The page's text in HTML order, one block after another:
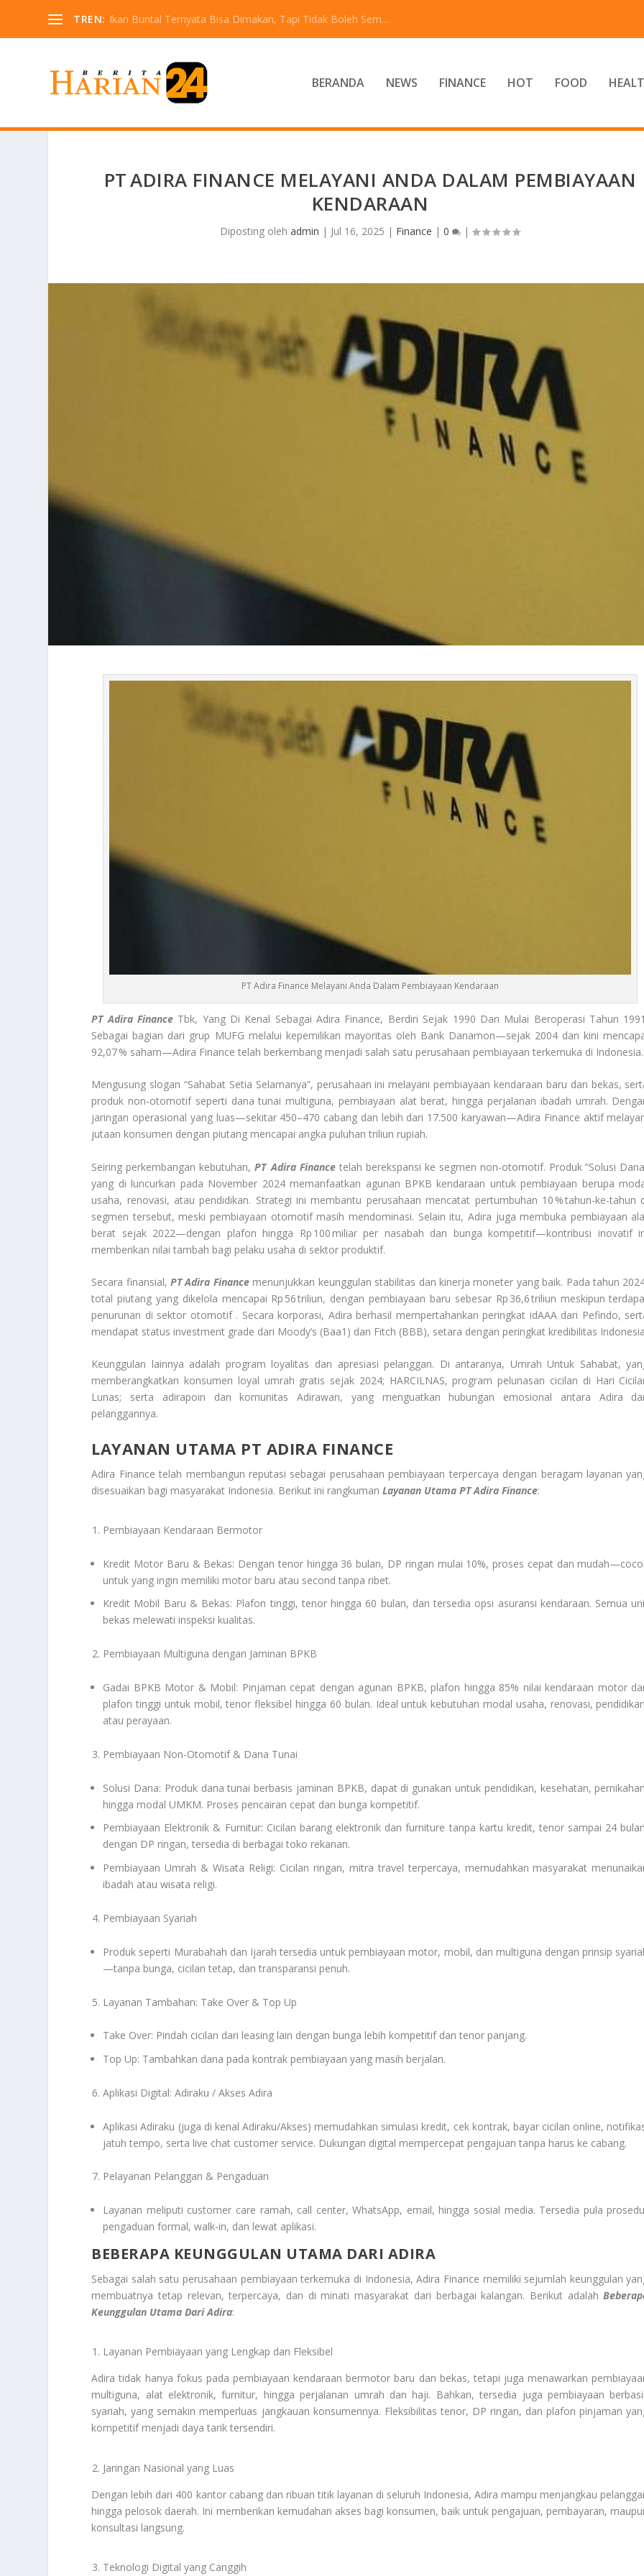
TREN: Ikan Buntal Ternyata Bisa Dimakan, Tapi Tidak Boleh Sem...
BERANDA NEWS FINANCE HOT FOOD
PT ADIRA FINANCE MELAYANI ANDA DALAM PEMBIAYAAN
KENDARAAN
Diposting olehadmin | Jul 16, 2025 | Finance |0 |
PT Adira Finance Melayani Anda Dalam Pembiayaan Kendaraan
PT Adira FinanceTbk, Yang Di Kenal Sebagai Adira Finance, Berdiri Sejak 1990 Dan Mulai Beroperasi Tahun
Sebagai bagian dari grup MUFG melalui kepemilikan mayoritas oleh Bank Danamon—sejak 2004 dan kini
92,07 % saham—Adira Finance telah berkembang menjadi salah satu perusahaan pembiayaan terkemuka di Indonesia.
Mengusung slogan “Sahabat Setia Selamanya”, perusahaan ini melayani pembiayaan kendaraan baru dan bekas,
produk non‑otomotif seperti dana tunai multiguna, pembiayaan alat berat, hingga perjalanan ibadah umrah.
jaringan operasional yang luas—sekitar 450–470 cabang dan lebih dari 17.500 karyawan—Adira Finance aktif
jutaan konsumen dengan piutang mencapai angka puluhan triliun rupiah.
Seiring perkembangan kebutuhan,PT Adira Financetelah berekspansi ke segmen non-otomotif. Produk “Solusi
yang di luncurkan pada November 2024 memanfaatkan agunan BPKB kendaraan untuk pembiayaan berupa
usaha, renovasi, atau pendidikan. Strategi ini membantu perusahaan mencatat pertumbuhan 10 % tahun-ke-tahun
segmen tersebut, meski pembiayaan otomotif masih mendominasi. Selain itu, Adira juga membuka pembiayaan
berat sejak 2022—dengan plafon hingga Rp 100 miliar per nasabah dan bunga kompetitif—kontribusi inovatif
memberikan nilai tambah bagi pelaku usaha di sektor produktif.
Secara finansial,PT Adira Financemenunjukkan keunggulan stabilitas dan kinerja moneter yang baik. Pada tahun
total piutang yang dikelola mencapai Rp 56 triliun, dengan pembiayaan baru sebesar Rp 36,6 triliun meskipun
penurunan di sektor otomotif . Secara korporasi, Adira berhasil mempertahankan peringkat idAAA dari Pefindo,
mendapat status investment grade dari Moody’s (Baa1) dan Fitch (BBB), setara dengan peringkat kredibilitas
Keunggulan lainnya adalah program loyalitas dan apresiasi pelanggan. Di antaranya, Umrah Untuk Sahabat,
memberangkatkan konsumen loyal umrah gratis sejak 2024; HARCILNAS, program pelunasan cicilan di Hari
Lunas; serta adirapoin dan komunitas Adirawan, yang menguatkan hubungan emosional antara Adira
pelanggannya.
LAYANAN UTAMA PT ADIRA FINANCE
Adira Finance telah membangun reputasi sebagai perusahaan pembiayaan terpercaya dengan beragam layanan
disesuaikan bagi masyarakat Indonesia. Berikut ini rangkumanLayanan Utama PT Adira Finance:
Pembiayaan Kendaraan Bermotor
Kredit Motor Baru & Bekas: Dengan tenor hingga 36 bulan, DP ringan mulai 10%, proses cepat dan
untuk yang ingin memiliki motor baru atau second tanpa ribet.
Kredit Mobil Baru & Bekas: Plafon tinggi, tenor hingga 60 bulan, dan tersedia opsi asuransi kendaraan. Semua
bekas melewati inspeksi kualitas.
Pembiayaan Multiguna dengan Jaminan BPKB
Gadai BPKB Motor & Mobil: Pinjaman cepat dengan agunan BPKB, plafon hingga 85% nilai kendaraan motor
plafon tinggi untuk mobil, tenor fleksibel hingga 60 bulan. Ideal untuk kebutuhan modal usaha, renovasi,
atau perayaan.
Pembiayaan Non-Otomotif & Dana Tunai
Solusi Dana: Produk dana tunai berbasis jaminan BPKB, dapat di gunakan untuk pendidikan, kesehatan,
hingga modal UMKM. Proses pencairan cepat dan bunga kompetitif.
Pembiayaan Elektronik & Furnitur: Cicilan barang elektronik dan furniture tanpa kartu kredit, tenor sampai 24
dengan DP ringan, tersedia di berbagai toko rekanan.
Pembiayaan Umrah & Wisata Religi: Cicilan ringan, mitra travel terpercaya, memudahkan masyarakat
ibadah atau wisata religi.
Pembiayaan Syariah
Produk seperti Murabahah dan Ijarah tersedia untuk pembiayaan motor, mobil, dan multiguna dengan prinsip
—tanpa bunga, cicilan tetap, dan transparansi penuh.
Layanan Tambahan: Take Over & Top Up
Take Over: Pindah cicilan dari leasing lain dengan bunga lebih kompetitif dan tenor panjang.
Top Up: Tambahkan dana pada kontrak pembiayaan yang masih berjalan.
Aplikasi Digital: Adiraku / Akses Adira
Aplikasi Adiraku (juga di kenal Adiraku/Akses) memudahkan simulasi kredit, cek kontrak, bayar cicilan online,
jatuh tempo, serta live chat customer service. Dukungan digital mempercepat pengajuan tanpa harus ke cabang.
Pelayanan Pelanggan & Pengaduan
Layanan meliputi customer care ramah, call center, WhatsApp, email, hingga sosial media. Tersedia pula
pengaduan formal, walk-in, dan lewat aplikasi.
BEBERAPA KEUNGGULAN UTAMA DARI ADIRA
Sebagai salah satu perusahaan pembiayaan terkemuka di Indonesia, Adira Finance memiliki sejumlah keunggulan
membuatnya tetap relevan, terpercaya, dan di minati masyarakat dari berbagai kalangan. Berikut adalah
Keunggulan Utama Dari Adira:
Layanan Pembiayaan yang Lengkap dan Fleksibel
Adira tidak hanya fokus pada pembiayaan kendaraan bermotor baru dan bekas, tetapi juga menawarkan
multiguna, alat elektronik, furnitur, hingga perjalanan umrah dan haji. Bahkan, tersedia juga pembiayaan
syariah, yang semakin memperluas jangkauan konsumennya. Fleksibilitas tenor, DP ringan, dan plafon pinjaman
kompetitif menjadi daya tarik tersendiri.
Jaringan Nasional yang Luas
Dengan lebih dari 400 kantor cabang dan ribuan titik layanan di seluruh Indonesia, Adira mampu menjangkau
hingga pelosok daerah. Ini memberikan kemudahan akses bagi konsumen, baik untuk pengajuan, pembayaran,
konsultasi langsung.
Teknologi Digital yang Canggih